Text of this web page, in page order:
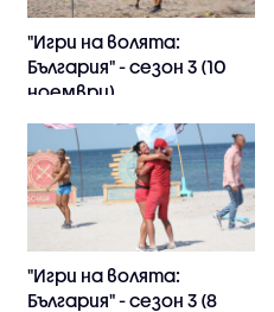
"Игри на волята:
България" - сезон 3 (10
ноември)
"Игри на волята:
България" - сезон 3 (8